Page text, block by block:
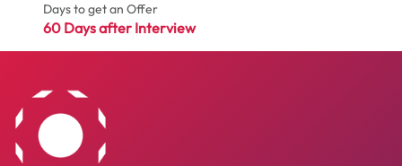
Days to get an Offer
60 Days after Interview